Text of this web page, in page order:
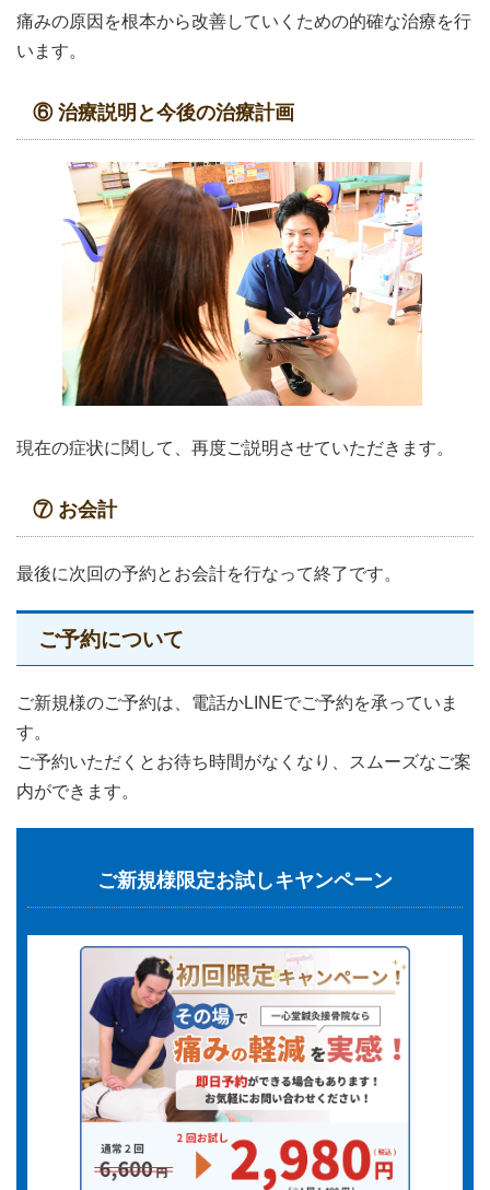
痛みの原因を根本から改善していくための的確な治療を行
います。
⑥ 治療説明と今後の治療計画
現在の症状に関して、再度ご説明させていただきます。
⑦ お会計
最後に次回の予約とお会計を行なって終了です。
ご予約について
ご新規様のご予約は、電話かLINEでご予約を承っていま
す。
ご予約いただくとお待ち時間がなくなり、スムーズなご案
内ができます。
ご新規様限定お試しキヤンペーン